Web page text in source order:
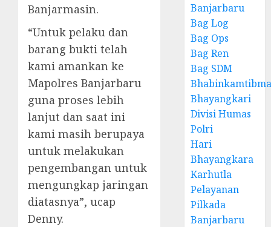
Banjarmasin.
“Untuk pelaku dan
barang bukti telah
kami amankan ke
Mapolres Banjarbaru
guna proses lebih
lanjut dan saat ini
kami masih berupaya
untuk melakukan
pengembangan untuk
mengungkap jaringan
diatasnya”, ucap
Denny.
Banjarbaru
Bag Log
Bag Ops
Bag Ren
Bag SDM
Bhayangkari
Divisi Humas
Polri
Hari
Bhayangkara
Karhutla
Pelayanan
Pilkada
Banjarbaru